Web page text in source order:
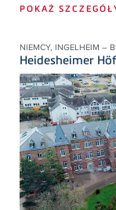
POKAŻ
NIEMCY, INGELHEIM –
Heidesheimer